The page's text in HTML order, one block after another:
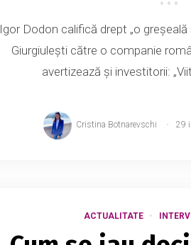
Igor Dodon califică drept „o
Giurgiulești către o companie
avertizează și investitorii:
Cristina Botnarevschi 29
ACTUALITATE